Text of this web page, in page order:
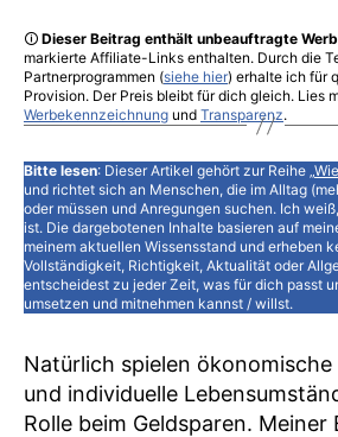
🛈 Dieser Beitrag enthält unbeauftragte
markierte Affiliate-Links enthalten. Durch die
Partnerprogrammen (siehe hier) erhalte ich für
Provision. Der Preis bleibt für dich gleich. Lies
Werbekennzeichnung und Transparenz.
Bitte lesen: Dieser Artikel gehört zur Reihe „
und richtet sich an Menschen, die im Alltag
oder müssen und Anregungen suchen. Ich
ist. Die dargebotenen Inhalte basieren auf
meinem aktuellen Wissensstand und erheben
Vollständigkeit, Richtigkeit, Aktualität oder
entscheidest zu jeder Zeit, was für dich passt
umsetzen und mitnehmen kannst / willst.
Natürlich spielen ökonomische
und individuelle
Rolle beim Geldsparen.